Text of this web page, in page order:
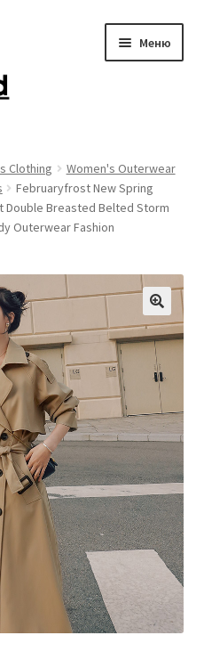
Меню
меню
меню
Clothing
Women's Outerwear
Februaryfrost New Spring
Double Breasted Belted Storm
Outerwear Fashion